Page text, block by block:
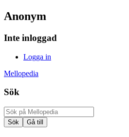
Anonym
Inte inloggad
Logga in
Mellopedia
Sök